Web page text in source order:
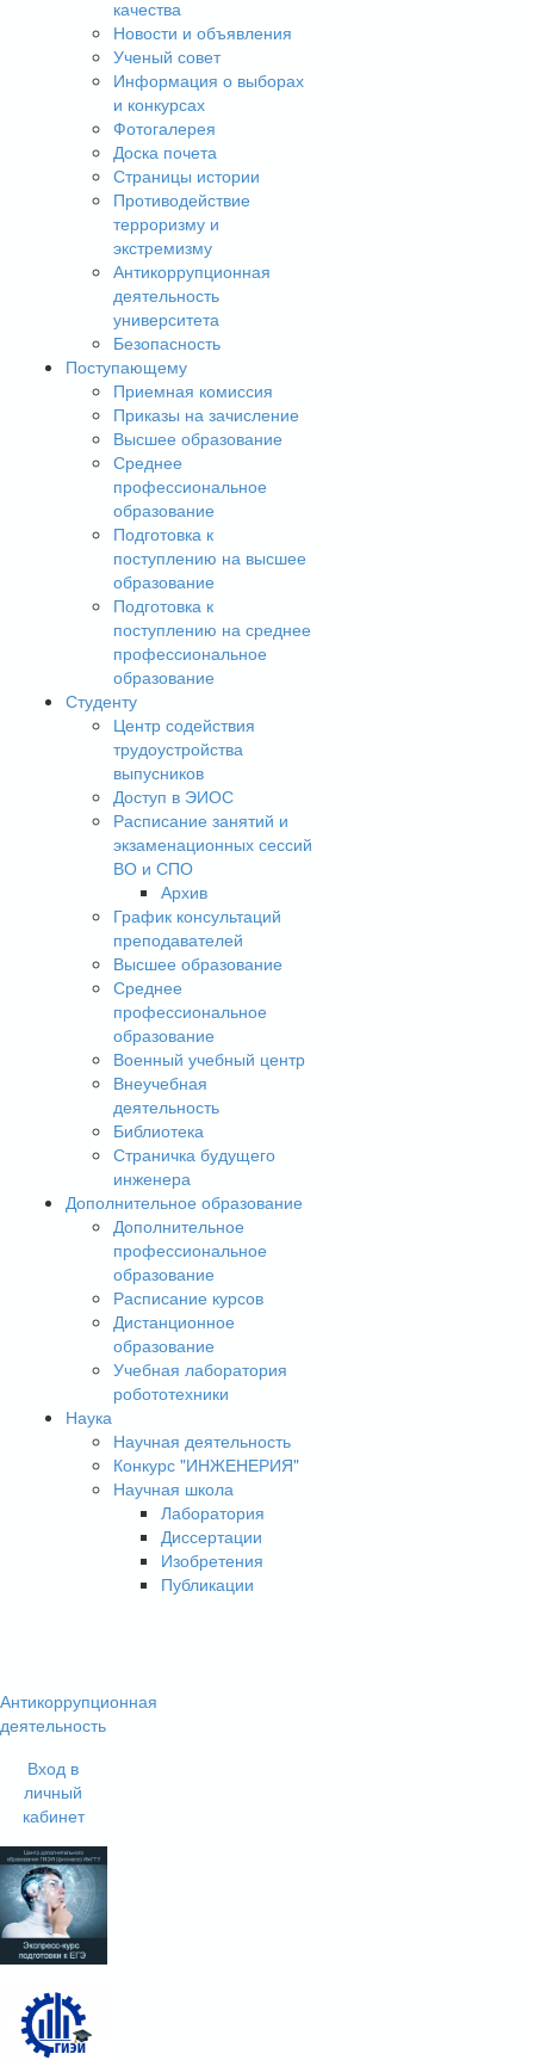
качества
Новости и объявления
Ученый совет
Информация о выборах
и конкурсах
Фотогалерея
Доска почета
Страницы истории
Противодействие
терроризму и
экстремизму
Антикоррупционная
деятельность
университета
Безопасность
Поступающему
Приемная комиссия
Приказы на зачисление
Высшее образование
Среднее
профессиональное
образование
Подготовка к
поступлению на высшее
образование
Подготовка к
поступлению на среднее
профессиональное
образование
Студенту
Центр содействия
трудоустройства
выпусников
Доступ в ЭИОС
Расписание занятий и
экзаменационных сессий
ВО и СПО
Архив
График консультаций
преподавателей
Высшее образование
Среднее
профессиональное
образование
Военный учебный центр
Внеучебная
деятельность
Библиотека
Страничка будущего
инженера
Дополнительное образование
Дополнительное
профессиональное
образование
Расписание курсов
Дистанционное
образование
Учебная лаборатория
робототехники
Наука
Научная деятельность
Конкурс "ИНЖЕНЕРИЯ"
Научная школа
Лаборатория
Диссертации
Изобретения
Публикации
Антикоррупционная
деятельность
Вход в
личный
кабинет